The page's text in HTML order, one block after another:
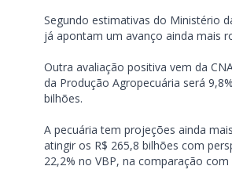
Segundo estimativas do Ministério
já apontam um avanço ainda mais
Outra avaliação positiva vem da
da Produção Agropecuária será
bilhões.
A pecuária tem projeções ainda
atingir os R$ 265,8 bilhões com
22,2% no VBP, na comparação